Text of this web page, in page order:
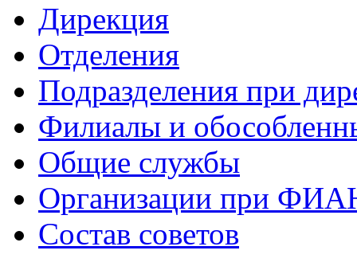
Дирекция
Отделения
Подразделения при
Филиалы и
Общие службы
Организации при
Состав советов